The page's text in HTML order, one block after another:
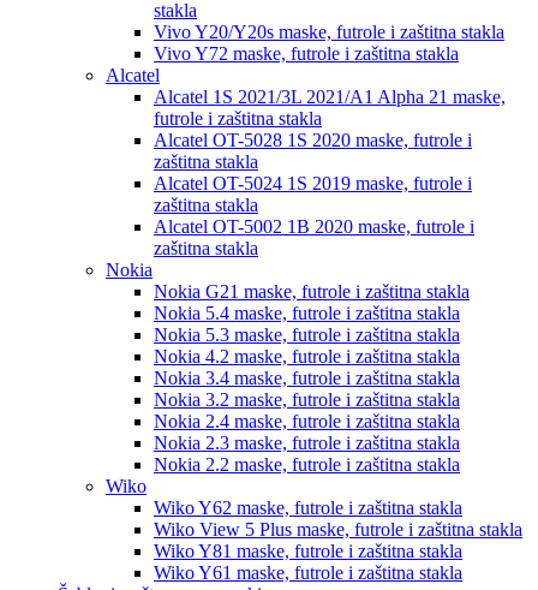
stakla
Vivo Y20/Y20s maske, futrole i zaštitna stakla
Vivo Y72 maske, futrole i zaštitna stakla
Alcatel
Alcatel 1S 2021/3L 2021/A1 Alpha 21 maske,
futrole i zaštitna stakla
Alcatel OT-5028 1S 2020 maske, futrole i
zaštitna stakla
Alcatel OT-5024 1S 2019 maske, futrole i
zaštitna stakla
Alcatel OT-5002 1B 2020 maske, futrole i
zaštitna stakla
Nokia
Nokia G21 maske, futrole i zaštitna stakla
Nokia 5.4 maske, futrole i zaštitna stakla
Nokia 5.3 maske, futrole i zaštitna stakla
Nokia 4.2 maske, futrole i zaštitna stakla
Nokia 3.4 maske, futrole i zaštitna stakla
Nokia 3.2 maske, futrole i zaštitna stakla
Nokia 2.4 maske, futrole i zaštitna stakla
Nokia 2.3 maske, futrole i zaštitna stakla
Nokia 2.2 maske, futrole i zaštitna stakla
Wiko
Wiko Y62 maske, futrole i zaštitna stakla
Wiko View 5 Plus maske, futrole i zaštitna stakla
Wiko Y81 maske, futrole i zaštitna stakla
Wiko Y61 maske, futrole i zaštitna stakla